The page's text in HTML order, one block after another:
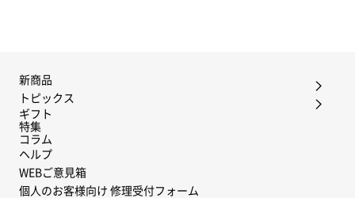
新商品
トピックス
ギフト
特集
コラム
ヘルプ
WEBご意見箱
個人のお客様向け 修理受付フォーム